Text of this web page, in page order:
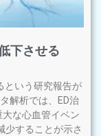
下させる
という研究報告が
解析では、ED治
な心血管イベン
少することが示さ